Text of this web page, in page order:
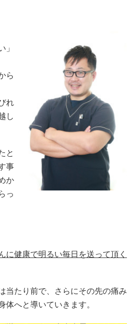
」
ら
れ
し
と
事
か
っ
に健康で明るい毎日を送って頂く
当たり前で、さらにその先の痛み
体へと導いていきます。